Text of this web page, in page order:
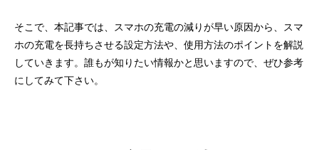
そこで、本記事では、スマホの充電の減りが早い原因から、スマ
ホの充電を長持ちさせる設定方法や、使用方法のポイントを解説
していきます。誰もが知りたい情報かと思いますので、ぜひ参考
にしてみて下さい。